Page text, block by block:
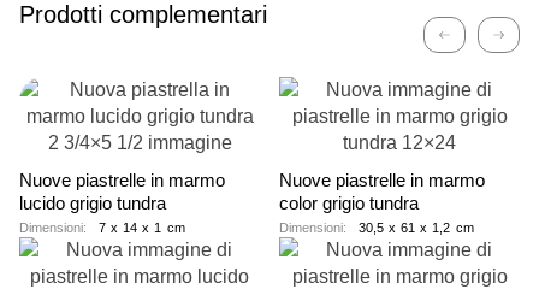
Prodotti complementari
Nuove piastrelle in marmo
lucido grigio tundra
Dimensioni: 7 x 14 x 1 cm
Nuove piastrelle in marmo
color grigio tundra
Dimensioni: 30,5 x 61 x 1,2 cm